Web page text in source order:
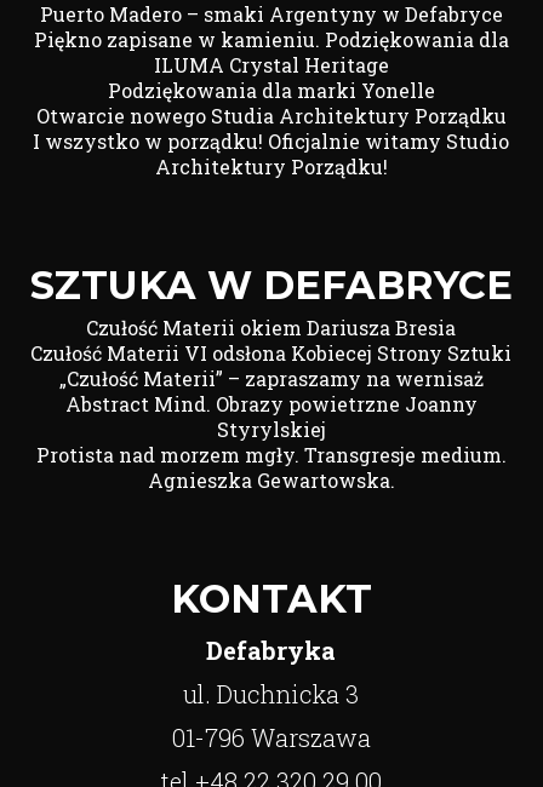
Puerto Madero – smaki Argentyny w Defabryce
Piękno zapisane w kamieniu. Podziękowania dla
ILUMA Crystal Heritage
Podziękowania dla marki Yonelle
Otwarcie nowego Studia Architektury Porządku
I wszystko w porządku! Oficjalnie witamy Studio
Architektury Porządku!
SZTUKA W DEFABRYCE
Czułość Materii okiem Dariusza Bresia
Czułość Materii VI odsłona Kobiecej Strony Sztuki
„Czułość Materii” – zapraszamy na wernisaż
Abstract Mind. Obrazy powietrzne Joanny
Styrylskiej
Protista nad morzem mgły. Transgresje medium.
Agnieszka Gewartowska.
KONTAKT
Defabryka
ul. Duchnicka 3
01-796 Warszawa